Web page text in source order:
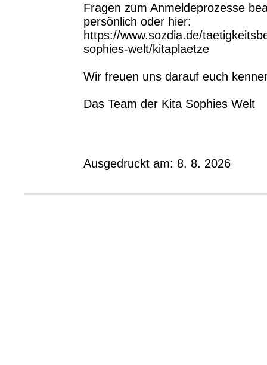
Fragen zum Anmeldeprozesse
persönlich oder hier:
https://www.sozdia.de/
sophies-welt/kitaplaetze
Wir freuen uns darauf euch
Das Team der Kita Sophies Welt
Ausgedruckt am: 8. 8. 2026